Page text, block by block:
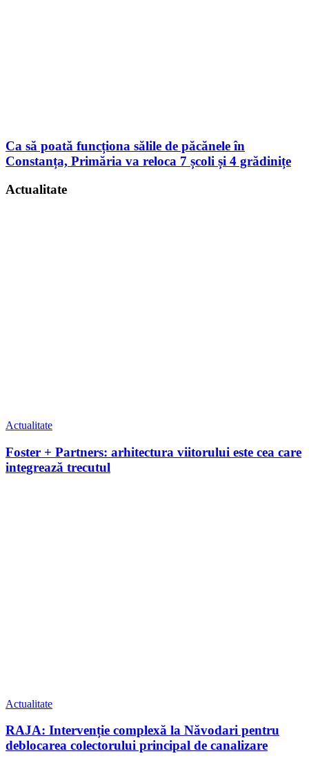
Ca să poată funcționa sălile de păcănele în
Constanța, Primăria va reloca 7 școli și 4 grădinițe
Actualitate
Actualitate
Foster + Partners: arhitectura viitorului este cea care
integrează trecutul
Actualitate
RAJA: Intervenție complexă la Năvodari pentru
deblocarea colectorului principal de canalizare